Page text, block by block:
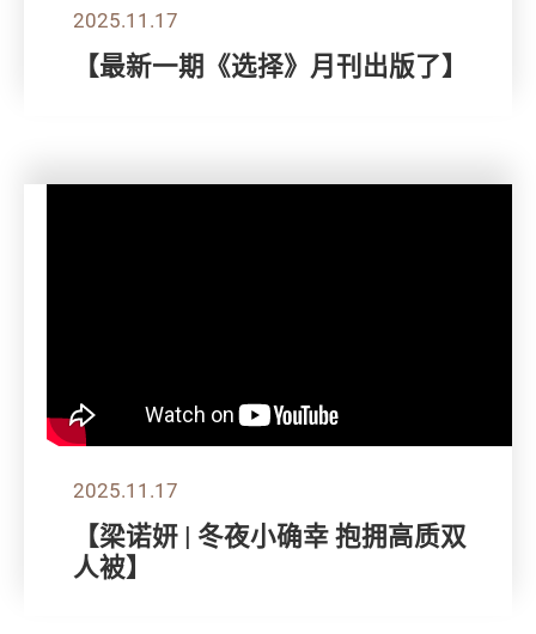
2025.11.17
【最新一期《选择》月刊出版了】
2025.11.17
【梁诺妍 | 冬夜小确幸 抱拥高质双
人被】